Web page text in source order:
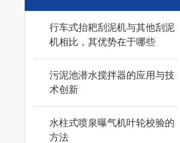
行车式抬耙刮泥机与其他刮泥
机相比，其优势在于哪些
污泥池潜水搅拌器的应用与技
术创新
水柱式喷泉曝气机叶轮校验的
方法